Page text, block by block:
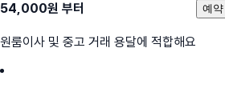
54,000원 부터
원룸이사 및 중고 거래 용달에 적합해요
예약